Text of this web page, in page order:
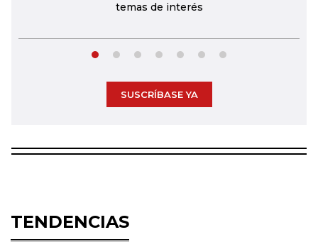
temas de interés
SUSCRÍBASE YA
TENDENCIAS